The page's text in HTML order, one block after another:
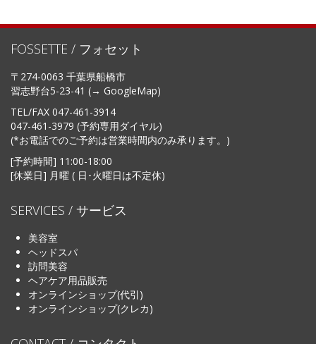
FOSSETTE / フォセット
〒274-0063 千葉県船橋市
習志野台5-23-41 (→ GoogleMap)
TEL/FAX 047-461-3914
047-461-3979 (予約専用ダイヤル)
(*お電話でのご予約は営業時間内のみ承ります。)
[予約時間] 11:00-18:00
[休業日] 月曜 ( 日･火曜日は不定休)
SERVICES / サービス
美容室
ヘッドスパ
訪問美容
ヘアケア用品販売
オンラインショップ(代引)
オンラインショップ(クレカ)